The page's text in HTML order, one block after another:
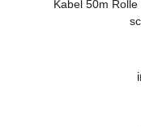
Kabel 50m Rolle